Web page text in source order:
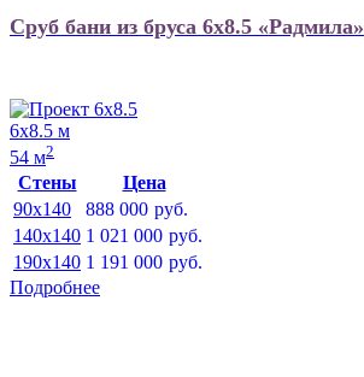
Сруб бани из бруса 6х8.5 «Радмила»
6х8.5 м
54 м2
Стены
Цена
90x140
888 000 руб.
140x140 1 021 000 руб.
190x140 1 191 000 руб.
Подробнее